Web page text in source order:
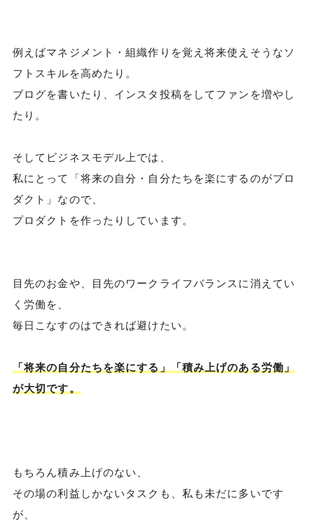
例えばマネジメント・組織作りを覚え将来使えそうなソ
フトスキルを高めたり。
ブログを書いたり、インスタ投稿をしてファンを増やし
たり。
そしてビジネスモデル上では、
私にとって「将来の自分・自分たちを楽にするのがプロ
ダクト」なので、
プロダクトを作ったりしています。
目先のお金や、目先のワークライフバランスに消えてい
く労働を、
毎日こなすのはできれば避けたい。
「将来の自分たちを楽にする」「積み上げのある労働」
が大切です。
もちろん積み上げのない、
その場の利益しかないタスクも、私も未だに多いです
が、